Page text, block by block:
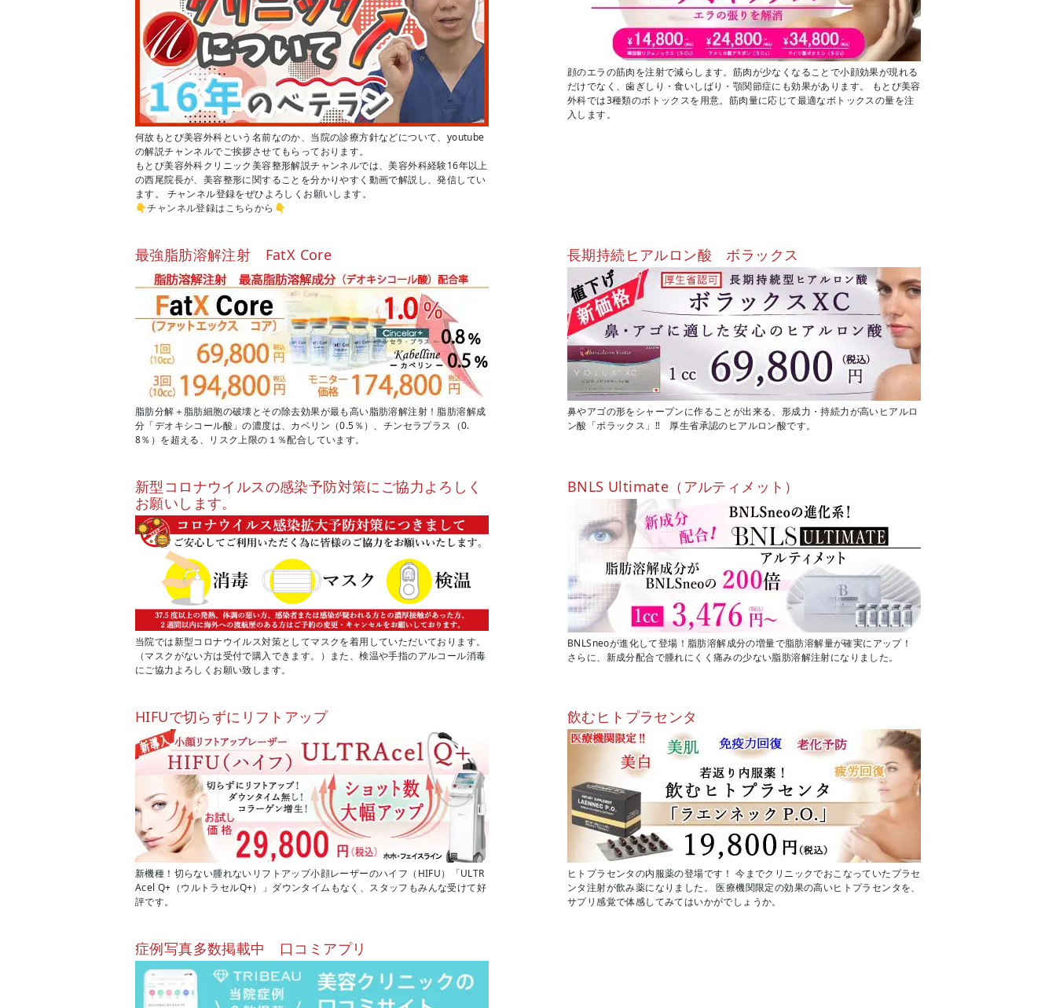
何故もとび美容外科という名前なのか、当院の診療方針などについて、youtube
の解説チャンネルでご挨拶させてもらっております。
もとび美容外科クリニック美容整形解説チャンネルでは、美容外科経験16年以上
の西尾院長が、美容整形に関することを分かりやすく動画で解説し、発信してい
ます。 チャンネル登録をぜひよろしくお願いします。
👇チャンネル登録はこちらから 👇
顔のエラの筋肉を注射で減らします。筋肉が少なくなることで小顔効果が現れる
だけでなく、歯ぎしり・食いしばり・顎関節症にも効果があります。 もとび美容
外科では3種類のボトックスを用意。筋肉量に応じて最適なボトックスの量を注
入します。
最強脂肪溶解注射 FatX Core
脂肪分解＋脂肪細胞の破壊とその除去効果が最も高い脂肪溶解注射！脂肪溶解成
分「デオキシコール酸」の濃度は、カベリン（0.5％）、チンセラプラス（0.
8％）を超える、リスク上限の１％配合しています。
長期持続ヒアルロン酸 ボラックス
鼻やアゴの形をシャープンに作ることが出来る、形成力・持続力が高いヒアルロ
ン酸「ボラックス」‼ 厚生省承認のヒアルロン酸です。
新型コロナウイルスの感染予防対策にご協力よろしく
お願いします。
当院では新型コロナウイルス対策としてマスクを着用していただいております。
（マスクがない方は受付で購入できます。）また、検温や手指のアルコール消毒
にご協力よろしくお願い致します。
BNLS Ultimate（アルティメット）
BNLSneoが進化して登場！脂肪溶解成分の増量で脂肪溶解量が確実にアップ！
さらに、新成分配合で腫れにくく痛みの少ない脂肪溶解注射になりました。
HIFUで切らずにリフトアップ
新機種！切らない腫れないリフトアップ小顔レーザーのハイフ（HIFU）「ULTR
Acel Q+（ウルトラセルQ+）」ダウンタイムもなく、スタッフもみんな受けて好
評です。
飲むヒトプラセンタ
ヒトプラセンタの内服薬の登場です！ 今までクリニックでおこなっていたプラセ
ンタ注射が飲み薬になりました。 医療機関限定の効果の高いヒトプラセンタを、
サプリ感覚で体感してみてはいかがでしょうか。
症例写真多数掲載中 口コミアプリ